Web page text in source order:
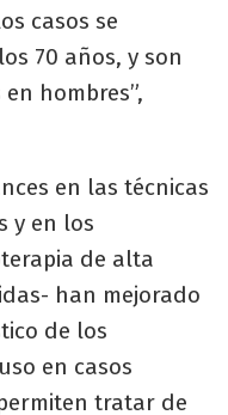
casos se
70 años, y son
hombres”,
en las técnicas
y en los
de alta
han mejorado
de los
en casos
tratar de